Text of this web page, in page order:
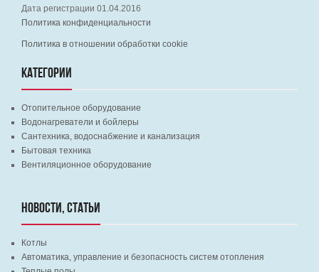
Дата регистрации 01.04.2016
Политика конфиденциальности
Политика в отношении обработки cookie
КАТЕГОРИИ
Отопительное оборудование
Водонагреватели и бойлеры
Сантехника, водоснабжение и канализация
Бытовая техника
Вентиляционное оборудование
НОВОСТИ, СТАТЬИ
Котлы
Автоматика, управление и безопасность систем отопления